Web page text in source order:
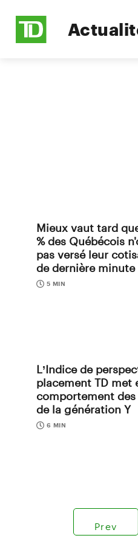
Mieux vaut tard
% des Québécois
pas versé leur
de dernière minute
5 MIN
L’Indice de
placement TD met
comportement
de la génération Y
6 MIN
Prev